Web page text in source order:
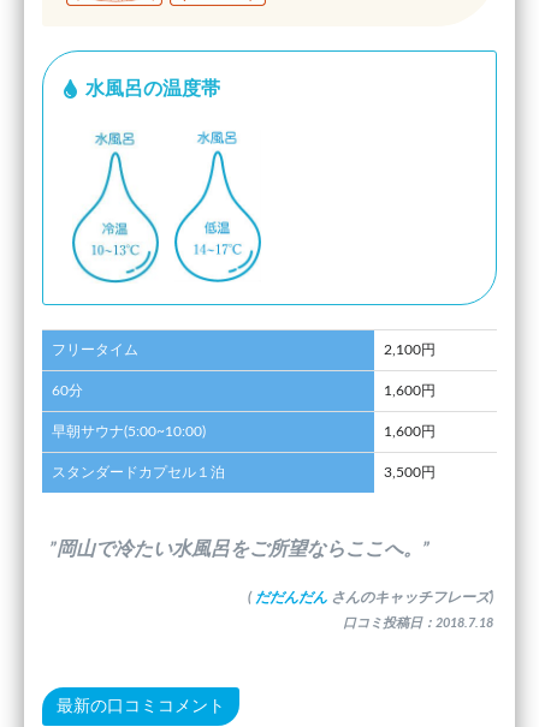
水風呂の温度帯
フリータイム 2,100円
60分 1,600円
早朝サウナ(5:00~10:00) 1,600円
スタンダードカプセル１泊 3,500円
”岡山で冷たい水風呂をご所望ならここへ。”
( だだんだん さんのキャッチフレーズ)
口コミ投稿日：2018.7.18
最新の口コミコメント